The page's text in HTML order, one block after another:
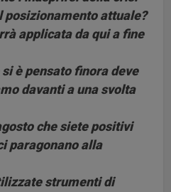
posizionamento attuale?
applicata da qui a fine
è pensato finora deve
davanti a una svolta
che siete positivi
paragonano alla
strumenti di